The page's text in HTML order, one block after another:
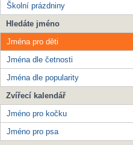
Školní prázdniny
Hledáte jméno
Jména pro děti
Jména dle četnosti
Jména dle popularity
Zvířecí kalendář
Jméno pro kočku
Jméno pro psa